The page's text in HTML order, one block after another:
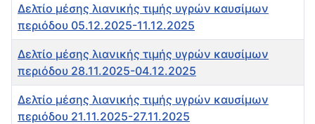
Δελτίο μέσης λιανικής τιμής υγρών καυσίμων
περιόδου 05.12.2025-11.12.2025
Δελτίο μέσης λιανικής τιμής υγρών καυσίμων
περιόδου 28.11.2025-04.12.2025
Δελτίο μέσης λιανικής τιμής υγρών καυσίμων
περιόδου 21.11.2025-27.11.2025